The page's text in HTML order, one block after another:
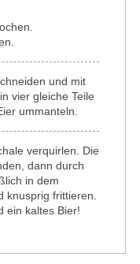
und mit
vier gleiche Teile
ummanteln.
verquirlen. Die
dann durch
in dem
knusprig frittieren.
ein kaltes Bier!